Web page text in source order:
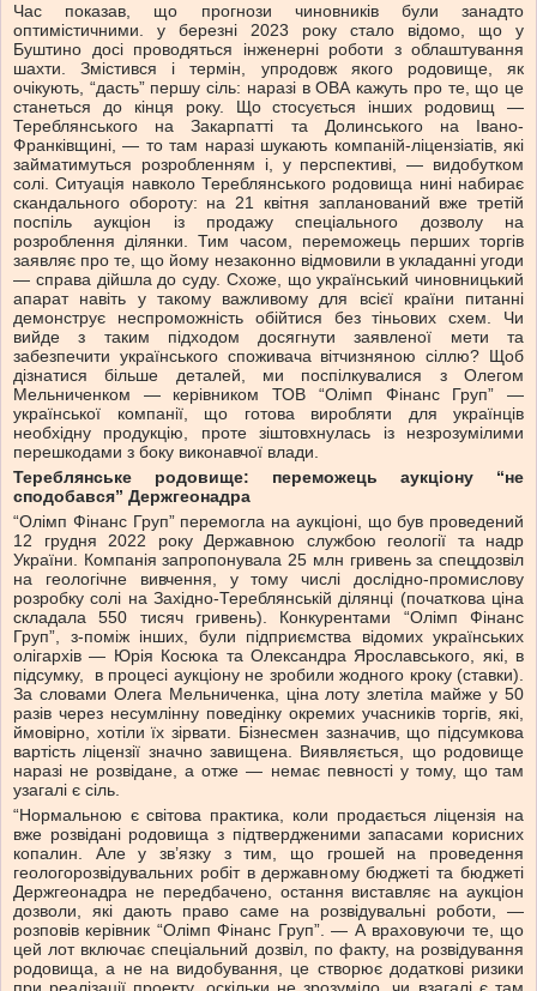
Час показав, що прогнози чиновників були занадто
оптимістичними. у березні 2023 року стало відомо, що у
Буштино досі проводяться інженерні роботи з облаштування
шахти. Змістився і термін, упродовж якого родовище, як
очікують, “дасть” першу сіль: наразі в ОВА кажуть про те, що це
станеться до кінця року. Що стосується інших родовищ —
Тереблянського на Закарпатті та Долинського на Івано-
Франківщині, — то там наразі шукають компаній-ліцензіатів, які
займатимуться розробленням і, у перспективі, — видобутком
солі. Ситуація навколо Тереблянського родовища нині набирає
скандального обороту: на 21 квітня запланований вже третій
поспіль аукціон із продажу спеціального дозволу на
розроблення ділянки. Тим часом, переможець перших торгів
заявляє про те, що йому незаконно відмовили в укладанні угоди
— справа дійшла до суду. Схоже, що український чиновницький
апарат навіть у такому важливому для всієї країни питанні
демонструє неспроможність обійтися без тіньових схем. Чи
вийде з таким підходом досягнути заявленої мети та
забезпечити українського споживача вітчизняною сіллю? Щоб
дізнатися більше деталей, ми поспілкувалися з Олегом
Мельниченком — керівником ТОВ “Олімп Фінанс Груп” —
української компанії, що готова виробляти для українців
необхідну продукцію, проте зіштовхнулась із незрозумілими
перешкодами з боку виконавчої влади.
Тереблянське родовище: переможець аукціону “не
сподобався” Держгеонадра
“Олімп Фінанс Груп” перемогла на аукціоні, що був проведений
12 грудня 2022 року Державною службою геології та надр
України. Компанія запропонувала 25 млн гривень за спецдозвіл
на геологічне вивчення, у тому числі дослідно-промислову
розробку солі на Західно-Тереблянській ділянці (початкова ціна
складала 550 тисяч гривень). Конкурентами “Олімп Фінанс
Груп”, з-поміж інших, були підприємства відомих українських
олігархів — Юрія Косюка та Олександра Ярославського, які, в
підсумку, в процесі аукціону не зробили жодного кроку (ставки).
За словами Олега Мельниченка, ціна лоту злетіла майже у 50
разів через несумлінну поведінку окремих учасників торгів, які,
ймовірно, хотіли їх зірвати. Бізнесмен зазначив, що підсумкова
вартість ліцензії значно завищена. Виявляється, що родовище
наразі не розвідане, а отже — немає певності у тому, що там
узагалі є сіль.
“Нормальною є світова практика, коли продається ліцензія на
вже розвідані родовища з підтвердженими запасами корисних
копалин. Але у зв’язку з тим, що грошей на проведення
геологорозвідувальних робіт в державному бюджеті та бюджеті
Держгеонадра не передбачено, остання виставляє на аукціон
дозволи, які дають право саме на розвідувальні роботи, —
розповів керівник “Олімп Фінанс Груп”. — А враховуючи те, що
цей лот включає спеціальний дозвіл, по факту, на розвідування
родовища, а не на видобування, це створює додаткові ризики